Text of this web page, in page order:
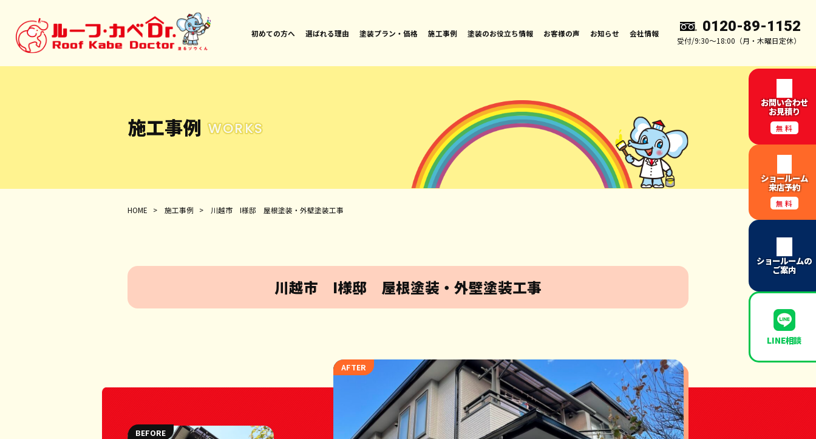
初めての方へ 選ばれる理由 塗装プラン・価格 施工事例 塗装のお役立ち情報 お客様の声 お知らせ 会社情報 0120-89-1152
受付/9:30～18:00（月・木曜日定休）
施工事例 WORKS
HOME > 施工事例 > 川越市 I様邸 屋根塗装・外壁塗装工事
川越市 I様邸 屋根塗装・外壁塗装工事
AFTER
BEFORE
お問い合わせ
お見積り
無料
ショールーム
来店予約
無料
ショールームの
ご案内
LINE相談